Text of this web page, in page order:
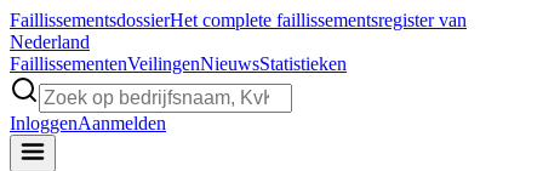
FaillissementsdossierHet complete faillissementsregister van
Nederland
FaillissementenVeilingenNieuwsStatistieken
InloggenAanmelden